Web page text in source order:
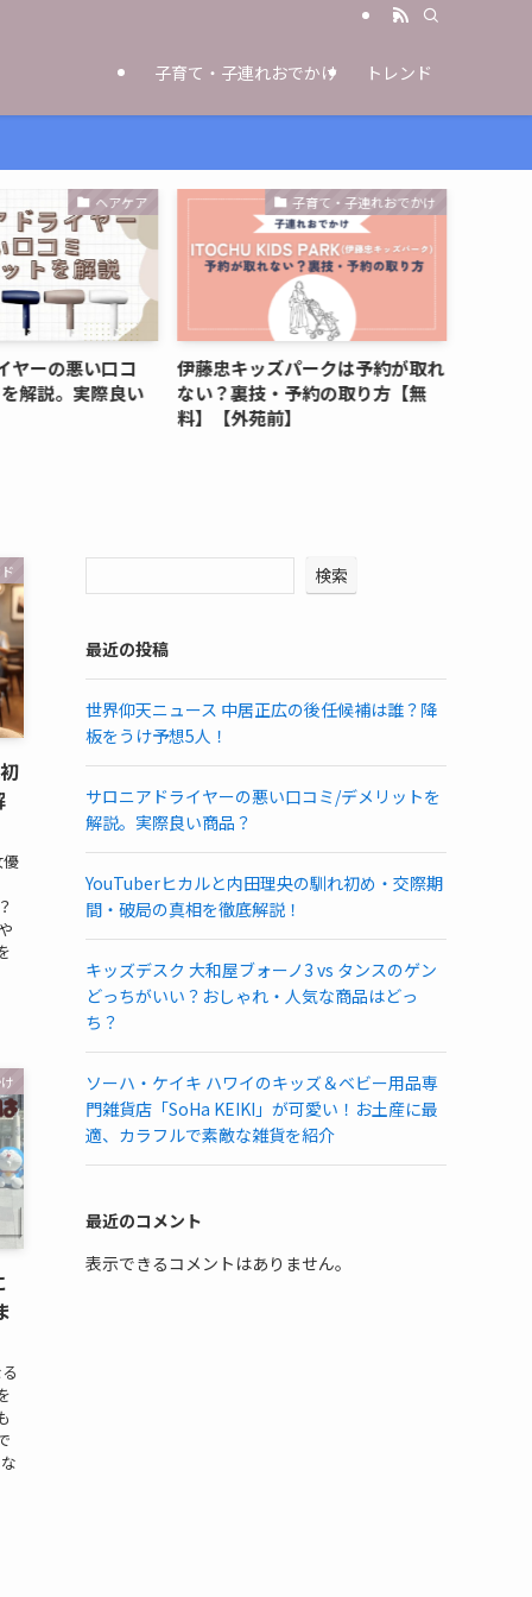
子育て・子連れおでかけ トレンド
ヘアケア
ヤーの悪い口コ
解説。実際良い
子育て・子連れおでかけ
伊藤忠キッズパークは予約が取れ
ない？裏技・予約の取り方【無
料】【外苑前】
優
検索
最近の投稿
世界仰天ニュース 中居正広の後任候補は誰？降
板をうけ予想5人！
サロニアドライヤーの悪い口コミ/デメリットを
解説。実際良い商品？
YouTuberヒカルと内田理央の馴れ初め・交際期
間・破局の真相を徹底解説！
キッズデスク 大和屋ブォーノ3 vs タンスのゲン
どっちがいい？おしゃれ・人気な商品はどっ
ち？
ソーハ・ケイキ ハワイのキッズ＆ベビー用品専
門雑貨店「SoHa KEIKI」が可愛い！お土産に最
適、カラフルで素敵な雑貨を紹介
最近のコメント
表示できるコメントはありません。